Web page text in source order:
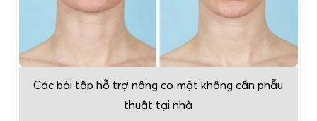
Các bài tập hỗ trợ nâng cơ mặt không cần phẫu
thuật tại nhà